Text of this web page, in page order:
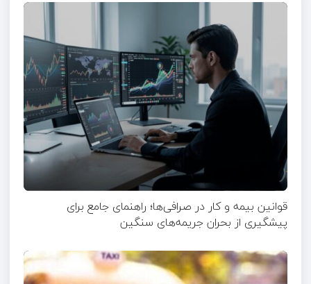
قوانین بیمه و کار در صرافی‌ها؛ راهنمای جامع برای
پیشگیری از بحران جریمه‌های سنگین